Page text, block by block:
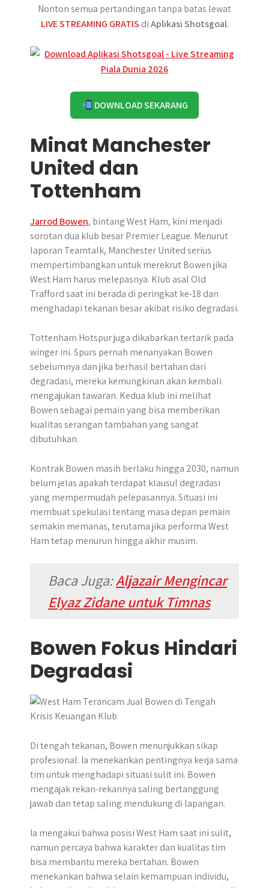
Nonton semua pertandingan tanpa batas lewat
LIVE STREAMING GRATIS diAplikasi Shotsgoal.
DOWNLOAD SEKARANG
Minat Manchester
United dan
Tottenham
Jarrod Bowen, bintang West Ham, kini menjadi
sorotan dua klub besar Premier League. Menurut
laporan Teamtalk, Manchester United serius
mempertimbangkan untuk merekrut Bowen jika
West Ham harus melepasnya. Klub asal Old
Trafford saat ini berada di peringkat ke-18 dan
menghadapi tekanan besar akibat risiko degradasi.
Tottenham Hotspur juga dikabarkan tertarik pada
winger ini. Spurs pernah menanyakan Bowen
sebelumnya dan jika berhasil bertahan dari
degradasi, mereka kemungkinan akan kembali
mengajukan tawaran. Kedua klub ini melihat
Bowen sebagai pemain yang bisa memberikan
kualitas serangan tambahan yang sangat
dibutuhkan.
Kontrak Bowen masih berlaku hingga 2030, namun
belum jelas apakah terdapat klausul degradasi
yang mempermudah pelepasannya. Situasi ini
membuat spekulasi tentang masa depan pemain
semakin memanas, terutama jika performa West
Ham tetap menurun hingga akhir musim.
Baca Juga:Aljazair Mengincar
Elyaz Zidane untuk Timnas
Bowen Fokus Hindari
Degradasi
Di tengah tekanan, Bowen menunjukkan sikap
profesional. Ia menekankan pentingnya kerja sama
tim untuk menghadapi situasi sulit ini. Bowen
mengajak rekan-rekannya saling bertanggung
jawab dan tetap saling mendukung di lapangan.
Ia mengakui bahwa posisi West Ham saat ini sulit,
namun percaya bahwa karakter dan kualitas tim
bisa membantu mereka bertahan. Bowen
menekankan bahwa selain kemampuan individu,